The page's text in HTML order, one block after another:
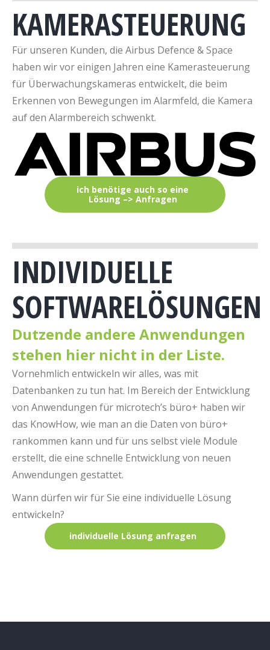
KAMERASTEUERUNG
Für unseren Kunden, die Airbus Defence & Space
haben wir vor einigen Jahren eine Kamerasteuerung
für Überwachungskameras entwickelt, die beim
Erkennen von Bewegungen im Alarmfeld, die Kamera
auf den Alarmbereich schwenkt.
ich benötige auch so eine
Lösung –> Anfragen
INDIVIDUELLE
SOFTWARELÖSUNGEN
Dutzende andere Anwendungen
stehen hier nicht in der Liste.
Vornehmlich entwickeln wir alles, was mit
Datenbanken zu tun hat. Im Bereich der Entwicklung
von Anwendungen für microtech’s büro+ haben wir
das KnowHow, wie man an die Daten von büro+
rankommen kann und für uns selbst viele Module
erstellt, die eine schnelle Entwicklung von neuen
Anwendungen gestattet.
Wann dürfen wir für Sie eine individuelle Lösung
entwickeln?
individuelle Lösung anfragen